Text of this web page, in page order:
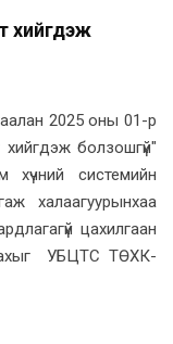
хийгдэж
2025 оны 01-р
болзошгүй"
системийн
халаагуурынхаа
цахилгаан
УБЦТС ТӨХК-